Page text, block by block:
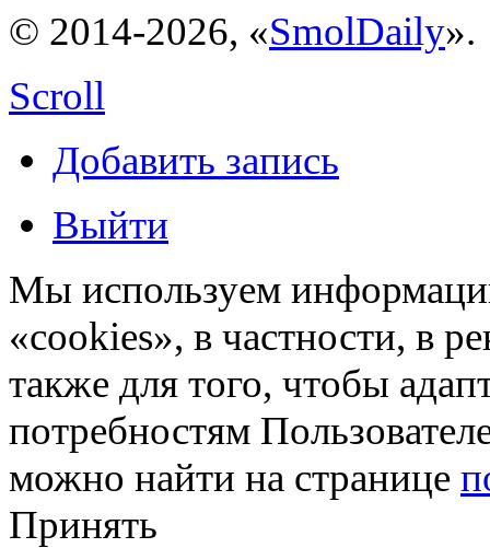
© 2014-2026, «SmolDaily».
Scroll
Добавить запись
Выйти
Мы используем
«cookies», в частности, в
также для того, чтобы
потребностям
можно найти на странице
Принять